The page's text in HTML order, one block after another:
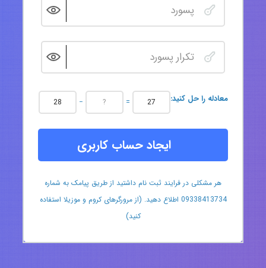
:معادله را حل کنید − =
ایجاد حساب کاربری
هر مشکلی در فرایند ثبت نام داشتید از طریق پیامک به شماره
09338413734 اطلاع دهید. (از مرورگرهای کروم و موزیلا استفاده
کنید)